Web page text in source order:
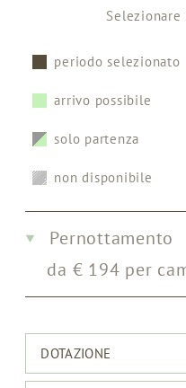
periodo selezionato
arrivo possibile
solo partenza
non disponibile
Pernottamento
da € 194 per
DOTAZIONE